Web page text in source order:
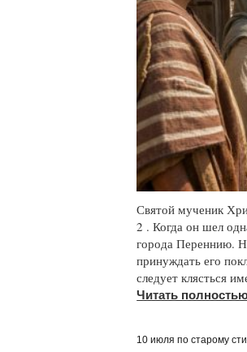
Святой мученик
2 . Когда он шел
города Переннию.
принуждать его
следует клясться
Читать
10 июля по старому